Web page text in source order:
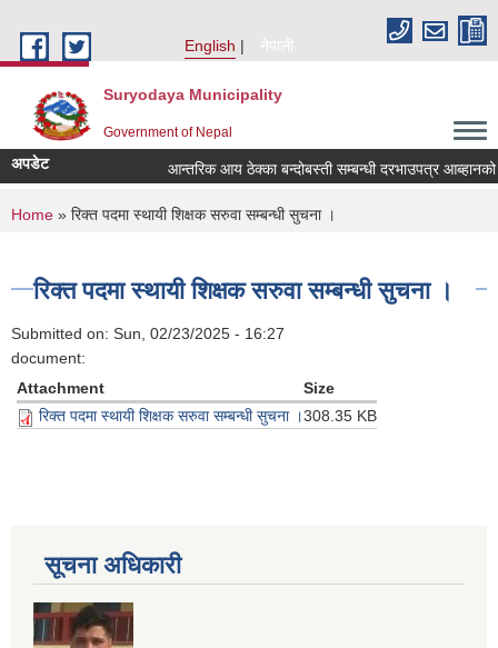
English
नेपाली
Suryodaya Municipality
Government of Nepal
अपडेट आन्तरिक आय ठेक्का बन्दोबस्ती सम्बन्धी दरभाउपत्र
You are here
Home » रिक्त पदमा स्थायी शिक्षक सरुवा सम्बन्धी सुचना ।
रिक्त पदमा स्थायी शिक्षक सरुवा सम्बन्धी सुचना ।
Submitted on: Sun, 02/23/2025 - 16:27
document:
Attachment
Size
रिक्त पदमा स्थायी शिक्षक सरुवा सम्बन्धी सुचना ।308.35 KB
सूचना अधिकारी